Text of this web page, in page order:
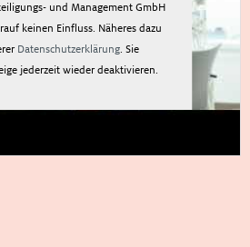
und Management GmbH
keinen Einfluss. Näheres dazu
Datenschutzerklärung. Sie
jederzeit wieder deaktivieren.